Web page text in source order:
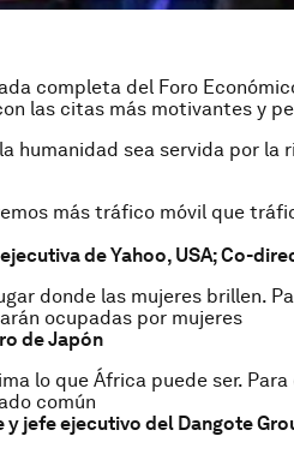
completa del Foro
las citas más motivantes y
humanidad sea servida por la
más tráfico móvil que
de Yahoo, USA; Co-
donde las mujeres brillen.
ocupadas por mujeres
de Japón
lo que África puede ser.
común
y jefe ejecutivo del Dangote